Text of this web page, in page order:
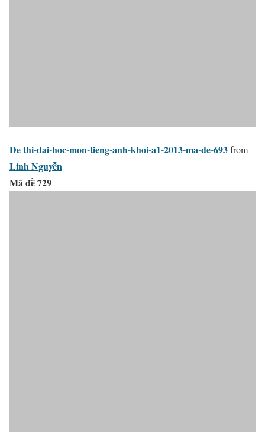
De thi-dai-hoc-mon-tieng-anh-khoi-a1-2013-ma-de-693from
Linh Nguyễn
Mã đề 729